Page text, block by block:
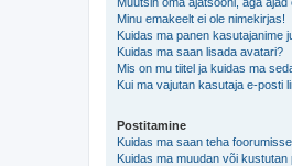
Minu emakeelt ei ole nimekirjas!
Kuidas ma panen kasutajanime
Kuidas ma saan lisada avatari?
Mis on mu tiitel ja kuidas ma
Kui ma vajutan kasutaja e-posti
Postitamine
Kuidas ma saan teha
Kuidas ma muudan või kustutan